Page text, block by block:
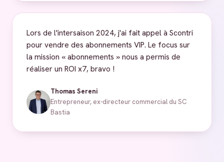
Lors de l'intersaison 2024, j'ai fait appel à Scontri
pour vendre des abonnements VIP. Le focus sur
la mission « abonnements » nous a permis de
réaliser un ROI x7, bravo !
Thomas Sereni
Entrepreneur, ex-directeur commercial du SC
Bastia